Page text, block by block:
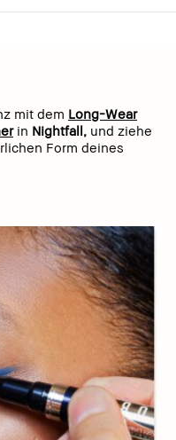
mit dem Long-Wear
in Nightfall, und ziehe
Form deines